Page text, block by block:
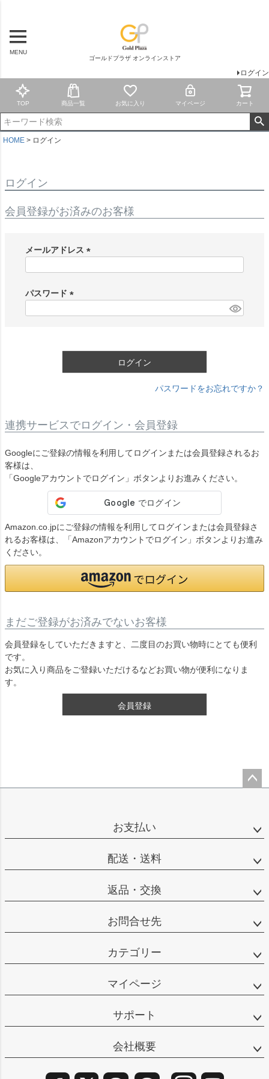
MENU
ゴールドプラザ オンラインストア
ログイン
TOP 商品一覧 お気に入り マイページ カート
HOME ログイン
ログイン
会員登録がお済みのお客様
メールアドレス
)
パスワード
ログイン
パスワードをお忘れですか？
連携サービスでログイン・会員登録
Googleにご登録の情報を利用してログインまたは会員登録されるお
客様は、
「Googleアカウントでログイン」ボタンよりお進みください。
Amazon.co.jpにご登録の情報を利用してログインまたは会員登録さ
れるお客様は、「Amazonアカウントでログイン」ボタンよりお進み
ください。
まだご登録がお済みでないお客様
会員登録をしていただきますと、二度目のお買い物時にとても便利
です。
お気に入り商品をご登録いただけるなどお買い物が便利になりま
す。
会員登録
お支払い
配送・送料
返品・交換
お問合せ先
カテゴリー
マイページ
サポート
会社概要